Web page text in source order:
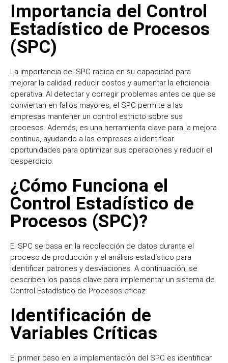
Importancia del Control
Estadístico de Procesos
(SPC)
La importancia del SPC radica en su capacidad para
mejorar la calidad, reducir costos y aumentar la eficiencia
operativa. Al detectar y corregir problemas antes de que se
conviertan en fallos mayores, el SPC permite a las
empresas mantener un control estricto sobre sus
procesos. Además, es una herramienta clave para la mejora
continua, ayudando a las empresas a identificar
oportunidades para optimizar sus operaciones y reducir el
desperdicio.
¿Cómo Funciona el
Control Estadístico de
Procesos (SPC)?
El SPC se basa en la recolección de datos durante el
proceso de producción y el análisis estadístico para
identificar patrones y desviaciones. A continuación, se
describen los pasos clave para implementar un sistema de
Control Estadístico de Procesos eficaz:
Identificación de
Variables Críticas
El primer paso en la implementación del SPC es identificar